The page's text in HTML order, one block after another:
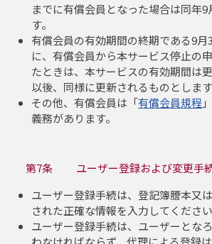
までに有償会員となった場合は同年
す。
有償会員の有効期間の終期である9月
に、有償会員から本サービス停止の
たときは、本サービスの有効期間は
以後、同様に更新されるものとします
その他、有償会員は「有償会員規程
義務があります。
第7条 ユーザー登録および変更手
ユーザー登録手続は、登記簿謄本又
された正確な情報を入力してください
ユーザー登録手続は、ユーザーとな